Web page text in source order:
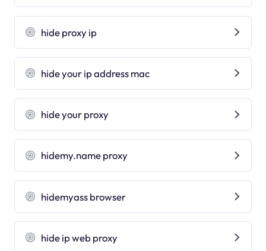
hide proxy ip
hide your ip address mac
hide your proxy
hidemy.name proxy
hidemyass browser
hide ip web proxy